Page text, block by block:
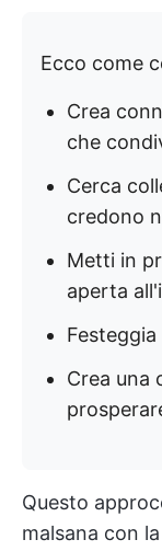
Ecco come
Crea
che
Cerca
credono
Metti in
aperta
Crea una
Questo
malsana con